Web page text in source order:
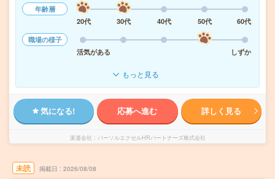
年齢層
20代
30代 40代 50代
60代
職場の様子
活気がある
しずか
もっと見る
気になる! 応募へ進む 詳しく見る
派遣会社 パーソルエクセルHRパートナーズ株式会社
未読 掲載日 2026/08/08